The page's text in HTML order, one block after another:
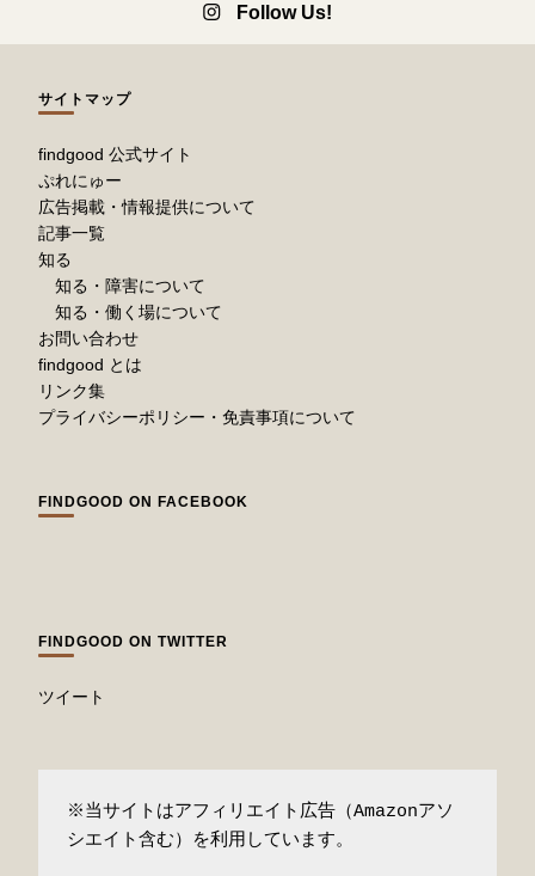
Follow Us!
サイトマップ
findgood 公式サイト
ぷれにゅー
広告掲載・情報提供について
記事一覧
知る
知る・障害について
知る・働く場について
お問い合わせ
findgood とは
リンク集
プライバシーポリシー・免責事項について
FINDGOOD ON FACEBOOK
FINDGOOD ON TWITTER
ツイート
※当サイトはアフィリエイト広告（Amazonアソ
シエイト含む）を利用しています。